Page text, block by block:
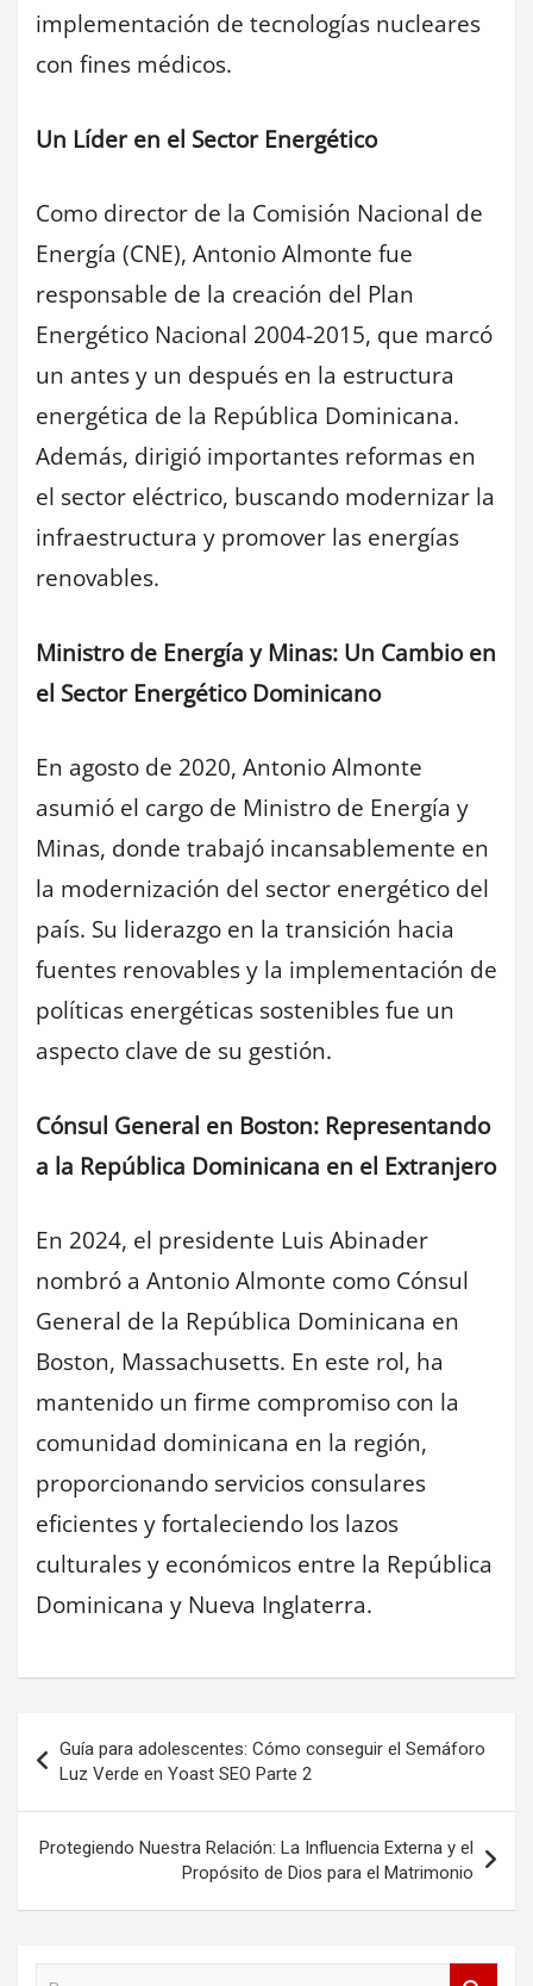
implementación de tecnologías nucleares
con fines médicos.
Un Líder en el Sector Energético
Como director de la Comisión Nacional de
Energía (CNE), Antonio Almonte fue
responsable de la creación del Plan
Energético Nacional 2004-2015, que marcó
un antes y un después en la estructura
energética de la República Dominicana.
Además, dirigió importantes reformas en
el sector eléctrico, buscando modernizar la
infraestructura y promover las energías
renovables.
Ministro de Energía y Minas: Un Cambio en
el Sector Energético Dominicano
En agosto de 2020, Antonio Almonte
asumió el cargo de Ministro de Energía y
Minas, donde trabajó incansablemente en
la modernización del sector energético del
país. Su liderazgo en la transición hacia
fuentes renovables y la implementación de
políticas energéticas sostenibles fue un
aspecto clave de su gestión.
Cónsul General en Boston: Representando
a la República Dominicana en el Extranjero
En 2024, el presidente Luis Abinader
nombró a Antonio Almonte como Cónsul
General de la República Dominicana en
Boston, Massachusetts. En este rol, ha
mantenido un firme compromiso con la
comunidad dominicana en la región,
proporcionando servicios consulares
eficientes y fortaleciendo los lazos
culturales y económicos entre la República
Dominicana y Nueva Inglaterra.
Navegación
de
entradas
Guía para adolescentes: Cómo conseguir el Semáforo
Luz Verde en Yoast SEO Parte 2
Protegiendo Nuestra Relación: La Influencia Externa y el
Propósito de Dios para el Matrimonio